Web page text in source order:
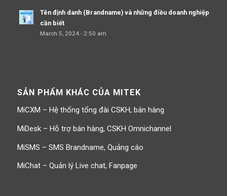
Tên định danh (Brandname) và những điều doanh nghiệp
cần biết
March 5, 2024 - 2:50 am
SẢN PHẨM KHÁC CỦA MITEK
MiCXM – Hệ thống tổng đài CSKH, bán hàng
MiDesk – Hỗ trợ bán hàng, CSKH Omnichannel
MiSMS – SMS Brandname, Quảng cáo
MiChat – Quản lý Live chat, Fanpage